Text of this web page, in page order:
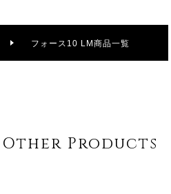
フォース10 LM商品一覧
Other Products